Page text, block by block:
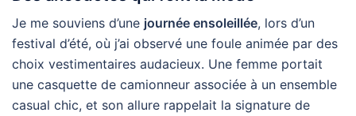
Je me souviens d’une journée ensoleillée, lors d’un
festival d’été, où j’ai observé une foule animée par des
choix vestimentaires audacieux. Une femme portait
une casquette de camionneur associée à un ensemble
casual chic, et son allure rappelait la signature de